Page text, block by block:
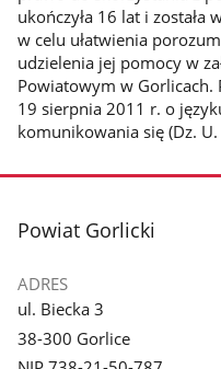
ukończyła 16 lat i
w celu ułatwienia
udzielenia jej pomocy w
Powiatowym w Gorlicach.
19 sierpnia 2011 r. o
komunikowania się (Dz.
stopka
Powiat Gorlicki
ADRES
ul. Biecka 3
38-300 Gorlice